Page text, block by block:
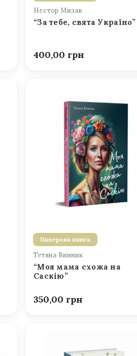
Нестор Мизак
“За тебе, свята Україно”
400,00
Паперова книга
Тетяна Винник
“Моя мама схожа на
Саскію”
350,00